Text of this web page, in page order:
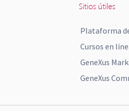
Sitios útiles
Plataforma
Cursos en
GeneXus
GeneXus